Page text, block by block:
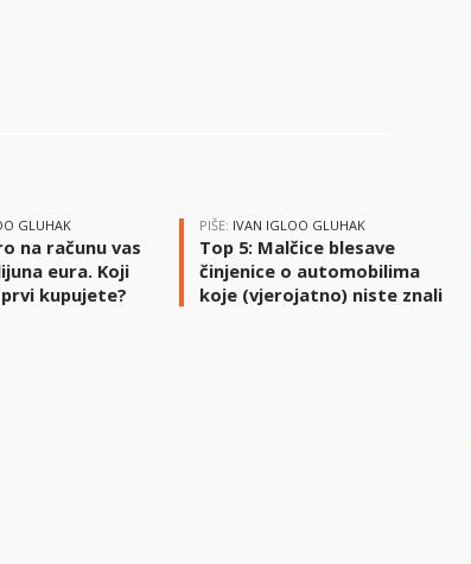
GLUHAK
na računu vas
eura. Koji
kupujete?
PIŠE: IVAN IGLOO GLUHAK
Top 5: Malčice blesave
činjenice o automobilima
koje (vjerojatno) niste znali